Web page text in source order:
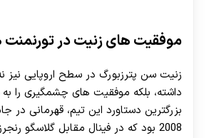
موفقیت‌ های زنیت در تورنمنت‌
زنیت سن پترزبورگ در سطح اروپایی نیز
داشته، بلکه موفقیت های چشمگیری را
بزرگترین دستاورد این تیم، قهرمانی در